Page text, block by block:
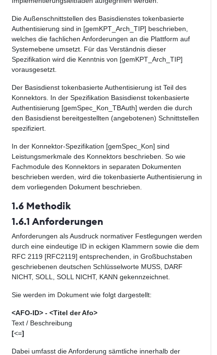
Die Außenschnittstellen des Basisdienstes tokenbasierte
Authentisierung sind in [gemKPT_Arch_TIP] beschrieben,
welches die fachlichen Anforderungen an die Plattform auf
Systemebene umsetzt. Für das Verständnis dieser
Spezifikation wird die Kenntnis von [gemKPT_Arch_TIP]
vorausgesetzt.
Der Basisdienst tokenbasierte Authentisierung ist Teil des
Konnektors. In der Spezifikation Basisdienst tokenbasierte
Authentisierung [gemSpec_ Kon _TBAuth] werden die durch
den Basisdienst bereitgestellten (angebotenen) Schnittstellen
spezifiziert.
In der Konnektor-Spezifikation [gemSpec_Kon] sind
Leistungsmerkmale des Konnektors beschrieben. So wie
Fachmodule des Konnektors in separaten Dokumenten
beschrieben werden, wird die tokenbasierte Authentisierung in
dem vorliegenden Dokument beschrieben.
1.6 Methodik
1.6.1 Anforderungen
Anforderungen als Ausdruck normativer Festlegungen werden
durch eine eindeutige ID in eckigen Klammern sowie die dem
RFC 2119 [RFC2119] entsprechenden, in Großbuchstaben
geschriebenen deutschen Schlüsselworte MUSS, DARF
NICHT, SOLL, SOLL NICHT, KANN gekennzeichnet.
Sie werden im Dokument wie folgt dargestellt:
<AFO-ID> - <Titel der Afo>
Text / Beschreibung
[<=]
Dabei umfasst die Anforderung sämtliche innerhalb der